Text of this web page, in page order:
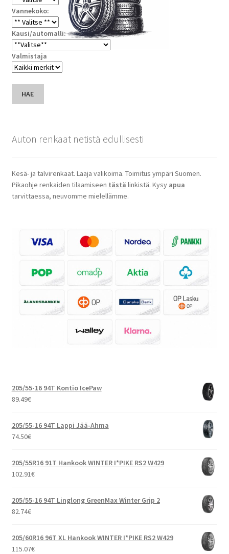
Vannekoko:
Kausi/automalli:
Valmistaja
HAE
Auton renkaat netistä edullisesti
Kesä- ja talvirenkaat. Laaja valikoima. Toimitus ympäri Suomen.
Pikaohje renkaiden tilaamiseen tästä linkistä. Kysy apua
tarvittaessa, neuvomme mielellämme.
205/55-16 94T Kontio IcePaw
89.49€
205/55-16 94T Lappi Jää-Ahma
74.50€
205/55R16 91T Hankook WINTER I*PIKE RS2 W429
102.91€
205/55-16 94T Linglong GreenMax Winter Grip 2
82.74€
205/60R16 96T XL Hankook WINTER I*PIKE RS2 W429
115.07€